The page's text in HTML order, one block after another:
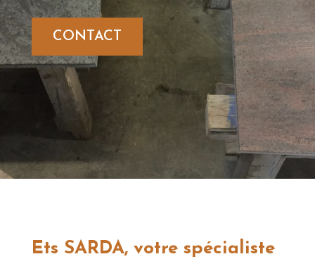
CONTACT
Ets SARDA, votre spécialiste